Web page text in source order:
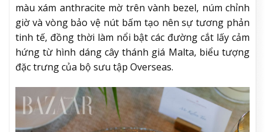
màu xám anthracite mờ trên vành bezel, núm chỉnh
giờ và vòng bảo vệ nút bấm tạo nên sự tương phản
tinh tế, đồng thời làm nổi bật các đường cắt lấy cảm
hứng từ hình dáng cây thánh giá Malta, biểu tượng
đặc trưng của bộ sưu tập Overseas.